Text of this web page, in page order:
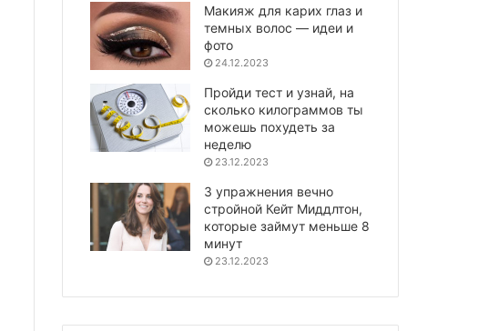
Макияж для карих глаз и
темных волос — идеи и
фото
24.12.2023
Пройди тест и узнай, на
сколько килограммов ты
можешь похудеть за
неделю
23.12.2023
3 упражнения вечно
стройной Кейт Миддлтон,
которые займут меньше 8
минут
23.12.2023